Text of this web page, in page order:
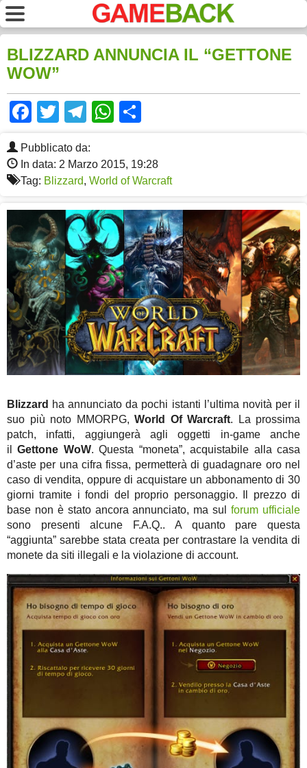
BLIZZARD ANNUNCIA IL “GETTONE
WOW”
Facebook
TwitterTelegram
WhatsApp
Pubblicato da:
In data: 2 Marzo 2015, 19:28
Tag: Blizzard, World of Warcraft
Blizzard ha annunciato da pochi istanti l’ultima novità per il
suo più noto MMORPG, World Of Warcraft. La prossima
patch, infatti, aggiungerà agli oggetti in-game anche
ilGettone WoW. Questa “moneta”, acquistabile alla casa
d’aste per una cifra fissa, permetterà di guadagnare oro nel
caso di vendita, oppure di acquistare un abbonamento di 30
giorni tramite i fondi del proprio personaggio. Il prezzo di
base non è stato ancora annunciato, ma sulforum ufficiale
sono presenti alcune F.A.Q.. A quanto pare questa
“aggiunta” sarebbe stata creata per contrastare la vendita di
monete da siti illegali e la violazione di account.